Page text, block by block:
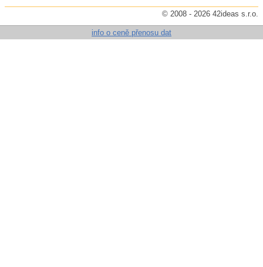
© 2008 - 2026 42ideas s.r.o.
info o ceně přenosu dat